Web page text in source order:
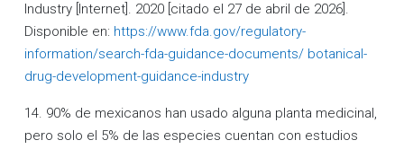
Industry [Internet]. 2020 [citado el 27 de abril de 2026].
Disponible en: https://www.fda.gov/regulatory-
information/search-fda-guidance-documents/ botanical-
drug-development-guidance-industry
14. 90% de mexicanos han usado alguna planta medicinal,
pero solo el 5% de las especies cuentan con estudios